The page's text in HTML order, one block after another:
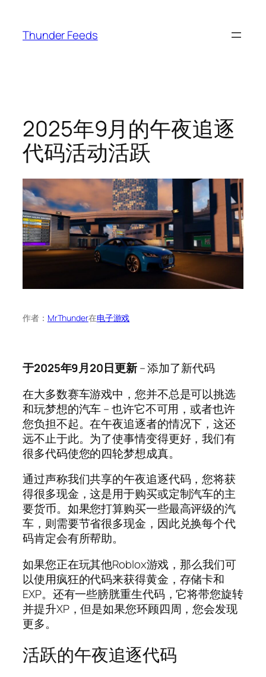
Thunder Feeds
2025年9月的午夜追逐
代码活动活跃
作者： MrThunder在电子游戏
于2025年9月20日更新– 添加了新代码
在大多数赛车游戏中，您并不总是可以挑选
和玩梦想的汽车 – 也许它不可用，或者也许
您负担不起。在午夜追逐者的情况下，这还
远不止于此。为了使事情变得更好，我们有
很多代码使您的四轮梦想成真。
通过声称我们共享的午夜追逐代码，您将获
得很多现金，这是用于购买或定制汽车的主
要货币。如果您打算购买一些最高评级的汽
车，则需要节省很多现金，因此兑换每个代
码肯定会有所帮助。
如果您正在玩其他Roblox游戏，那么我们可
以使用疯狂的代码来获得黄金，存储卡和
EXP。还有一些膀胱重生代码，它将带您旋转
并提升XP，但是如果您环顾四周，您会发现
更多。
活跃的午夜追逐代码